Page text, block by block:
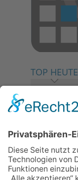
TOP HEUTE
06.08.2026